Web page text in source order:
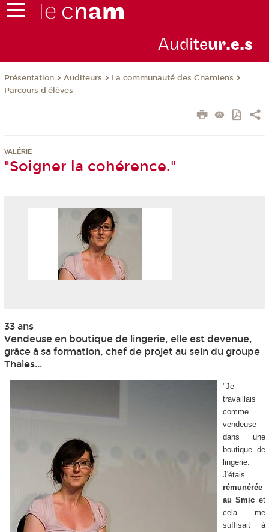
Auditeur.e.s
Présentation Auditeurs
La communauté des Cnamiens
Parcours d'élèves
VALÉRIE
"Soigner la cohérence."
33 ans
Vendeuse en boutique de lingerie, elle est devenue,
grâce à sa formation, chef de projet au sein du groupe
Thales...
"Je
travaillais
comme
vendeuse
dans une
boutique de
lingerie.
J'étais
rémunérée
au Smic et
cela me
suffisait à